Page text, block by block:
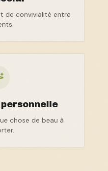
de convivialité entre
chose de beau à